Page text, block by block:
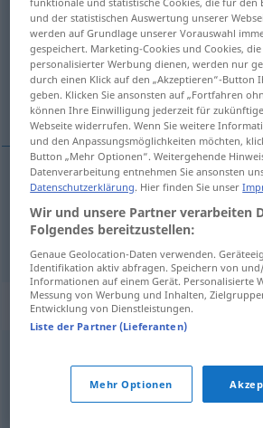
herrschend
Übersicht aller Übersetzungen
(Für mehr Details die Übersetzung
统治的, 主流的
统治的[tǒngzhìde] herrschend POL
主流的 [zhǔliúde] herrschend
Synonyme für
dominant,maßgebend,führend,
bestimmend
und der statistischen Auswertung unserer
werden auf Grundlage unserer Vorauswahl
gespeichert. Marketing-Cookies und Cookies,
personalisierter Werbung dienen, werden nur
durch einen Klick auf den „Akzeptieren“-Button
geben. Klicken Sie ansonsten auf „Fortfahren
können Ihre Einwilligung jederzeit für
Webseite widerrufen. Wenn Sie weitere
und den Anpassungsmöglichkeiten möchten,
Button „Mehr Optionen“. Weitergehende
Datenverarbeitung entnehmen Sie ansonsten
Datenschutzerklärung. Hier finden Sie unser
Wir und unsere Partner verarbeiten
Folgendes bereitzustellen:
Genaue Geolocation-Daten verwenden.
Identifikation aktiv abfragen. Speichern von
Informationen auf einem Gerät. Personalisierte
Messung von Werbung und Inhalten,
Entwicklung von Dienstleistungen.
Liste der Partner (Lieferanten)
Mehr Optionen